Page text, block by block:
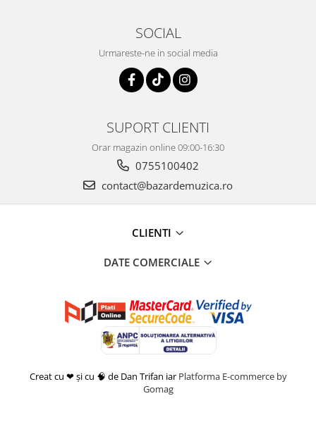
SOCIAL
Urmareste-ne in social media
SUPORT CLIENTI
Orar magazin online 09:00-16:30
0755100402
contact@bazardemuzica.ro
CLIENTI
DATE COMERCIALE
Creat cu ❤ și cu 🧠 de Dan Trifan iar Platforma E-commerce by
Gomag